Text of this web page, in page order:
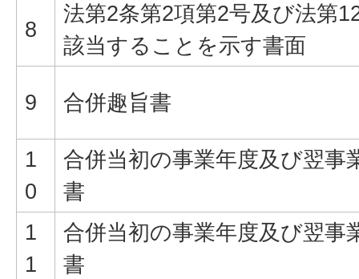
8
法第2条第2項第2号及び法第
該当することを示す書面
9 合併趣旨書
1
0
合併当初の事業年度及び翌事
書
1
1
合併当初の事業年度及び翌事
書